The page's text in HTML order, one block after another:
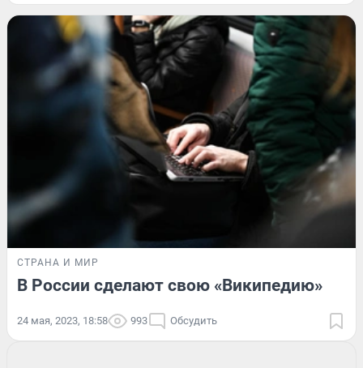
СТРАНА И МИР
В России сделают свою «Википедию»
24 мая, 2023, 18:58 993 Обсудить